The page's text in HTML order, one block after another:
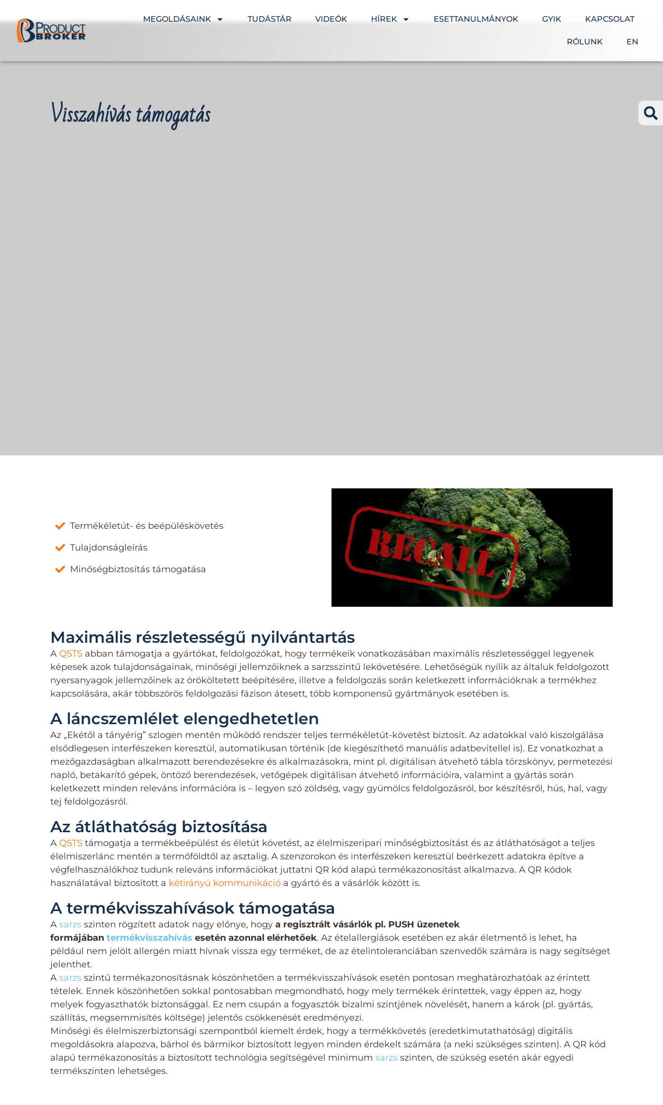
MEGOLDÁSAINK TUDÁSTÁR VIDEÓK HÍREK ESETTANULMÁNYOK GYIK KAPCSOLAT
RÓLUNK EN
Visszahívás támogatás
Termékéletút- és beépüléskövetés
Tulajdonságleírás
Minőségbiztosítás támogatása
Maximális részletességű nyilvántartás
A QSTS abban támogatja a gyártókat, feldolgozókat, hogy termékeik vonatkozásában maximális részletességgel legyenek
képesek azok tulajdonságainak, minőségi jellemzőiknek a sarzsszintű lekövetésére. Lehetőségük nyílik az általuk feldolgozott
nyersanyagok jellemzőinek az örököltetett beépítésére, illetve a feldolgozás során keletkezett információknak a termékhez
kapcsolására, akár többszörös feldolgozási fázison átesett, több komponensű gyártmányok esetében is.
A láncszemlélet elengedhetetlen
Az „Ekétől a tányérig” szlogen mentén működő rendszer teljes termékéletút-követést biztosít. Az adatokkal való kiszolgálása
elsődlegesen interfészeken keresztül, automatikusan történik (de kiegészíthető manuális adatbevitellel is). Ez vonatkozhat a
mezőgazdaságban alkalmazott berendezésekre és alkalmazásokra, mint pl. digitálisan átvehető tábla törzskönyv, permetezési
napló, betakarító gépek, öntöző berendezések, vetőgépek digitálisan átvehető információira, valamint a gyártás során
keletkezett minden releváns információra is – legyen szó zöldség, vagy gyümölcs feldolgozásról, bor készítésről, hús, hal, vagy
tej feldolgozásról.
Az átláthatóság biztosítása
A QSTS támogatja a termékbeépülést és életút követést, az élelmiszeripari minőségbiztosítást és az átláthatóságot a teljes
élelmiszerlánc mentén a termőföldtől az asztalig. A szenzorokon és interfészeken keresztül beérkezett adatokra építve a
végfelhasználókhoz tudunk releváns információkat juttatni QR kód alapú termékazonosítást alkalmazva. A QR kódok
használatával biztosított a kétirányú kommunikáció a gyártó és a vásárlók között is.
A termékvisszahívások támogatása
A sarzs szinten rögzített adatok nagy előnye, hogy a regisztrált vásárlók pl. PUSH üzenetek
formájában termékvisszahívás esetén azonnal elérhetőek. Az ételallergiások esetében ez akár életmentő is lehet, ha
például nem jelölt allergén miatt hívnak vissza egy terméket, de az ételintoleranciában szenvedők számára is nagy segítséget
jelenthet.
A sarzs szintű termékazonosításnak köszönhetően a termékvisszahívások esetén pontosan meghatározhatóak az érintett
tételek. Ennek köszönhetően sokkal pontosabban megmondható, hogy mely termékek érintettek, vagy éppen az, hogy
melyek fogyaszthatók biztonsággal. Ez nem csupán a fogyasztók bizalmi szintjének növelését, hanem a károk (pl. gyártás,
szállítás, megsemmisítés költsége) jelentős csökkenését eredményezi.
Minőségi és élelmiszerbiztonsági szempontból kiemelt érdek, hogy a termékkövetés (eredetkimutathatóság) digitális
megoldásokra alapozva, bárhol és bármikor biztosított legyen minden érdekelt számára (a neki szükséges szinten). A QR kód
alapú termékazonosítás a biztosított technológia segítségével minimum sarzs szinten, de szükség esetén akár egyedi
termékszinten lehetséges.